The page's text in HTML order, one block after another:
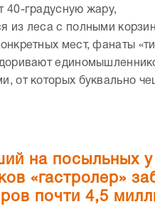
40-градусную жару,
из леса с полными
мест, фанаты
от которых буквально
на посыльных у
«гастролер»
почти 4,5